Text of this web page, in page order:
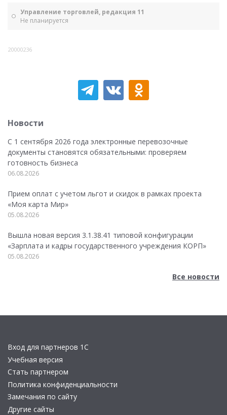
Управление торговлей, редакция 11
Не планируется
20000236
Новости
С 1 сентября 2026 года электронные перевозочные
документы становятся обязательными: проверяем
готовность бизнеса
06.08.2026
Прием оплат с учетом льгот и скидок в рамках проекта
«Моя карта Мир»
05.08.2026
Вышла новая версия 3.1.38.41 типовой конфигурации
«Зарплата и кадры государственного учреждения КОРП»
05.08.2026
Все новости
Вход для партнеров 1С
Учебная версия
Стать партнером
Политика конфиденциальности
Замечания по сайту
Другие сайты